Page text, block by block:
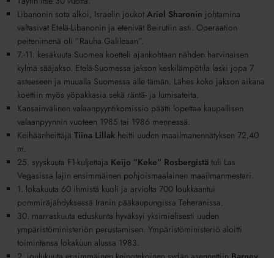
Libanonin sota alkoi , Israelin joukotAriel Sharonin johtamina
valtasivat Etelä-Libanonin ja etenivät Beirutiin asti. Operaation
peitenimenä oli ”Rauha Galileaan”.
7.-11. kesäkuuta Suomea koetteli ajankohtaan nähden harvinaisen
kylmä sääjakso. Etelä-Suomessa jakson keskilämpötila laski jopa 7
asteeseen ja muualla Suomessa alle tämän. Lähes koko jakson aikana
koettiin myös yöpakkasia sekä räntä- ja lumisateita.
Kansainvälinen valaanpyyntikomissio päätti lopettaa kaupallisen
valaanpyynnin vuoteen 1985 tai 1986 mennessä.
KeihäänheittäjäTiina Lillak heitti uuden maailmanennätyksen 72,40
m.
25. syyskuuta F1-kuljettaja Keijo ”Keke” Rosbergistä tuli Las
Vegasissa lajin ensimmäinen pohjoismaalainen maailmanmestari.
1. lokakuuta 60 ihmistä kuoli ja arviolta 700 loukkaantui
pommiräjähdyksessä Iranin pääkaupungissaTeheranissa.
30. marraskuuta eduskunta hyväksyi yksimielisesti uuden
ympäristöministeriön perustamisen. Ympäristöministeriö aloitti
toimintansa lokakuun alussa 1983.